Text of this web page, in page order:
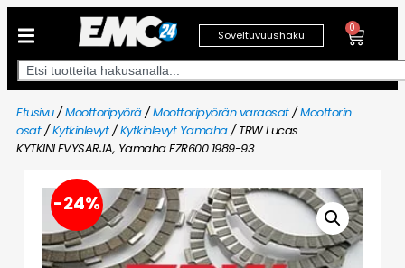
Soveltuvuushaku
0
Etusivu/Moottoripyörä/Moottoripyörän varaosat/Moottorin
osat/Kytkinlevyt/Kytkinlevyt Yamaha/ TRW Lucas
KYTKINLEVYSARJA, Yamaha FZR600 1989-93
-24%